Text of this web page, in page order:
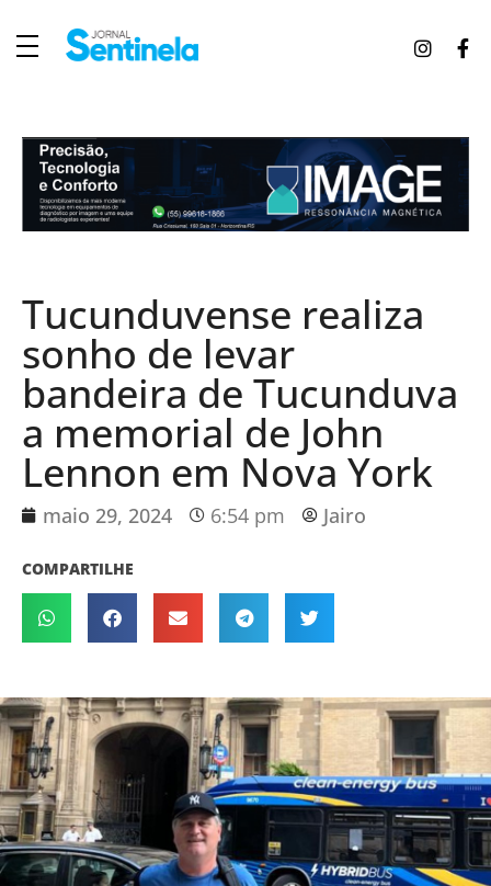
Tucunduvense realiza
sonho de levar
bandeira de Tucunduva
a memorial de John
Lennon em Nova York
maio 29, 2024 6:54 pm Jairo
COMPARTILHE